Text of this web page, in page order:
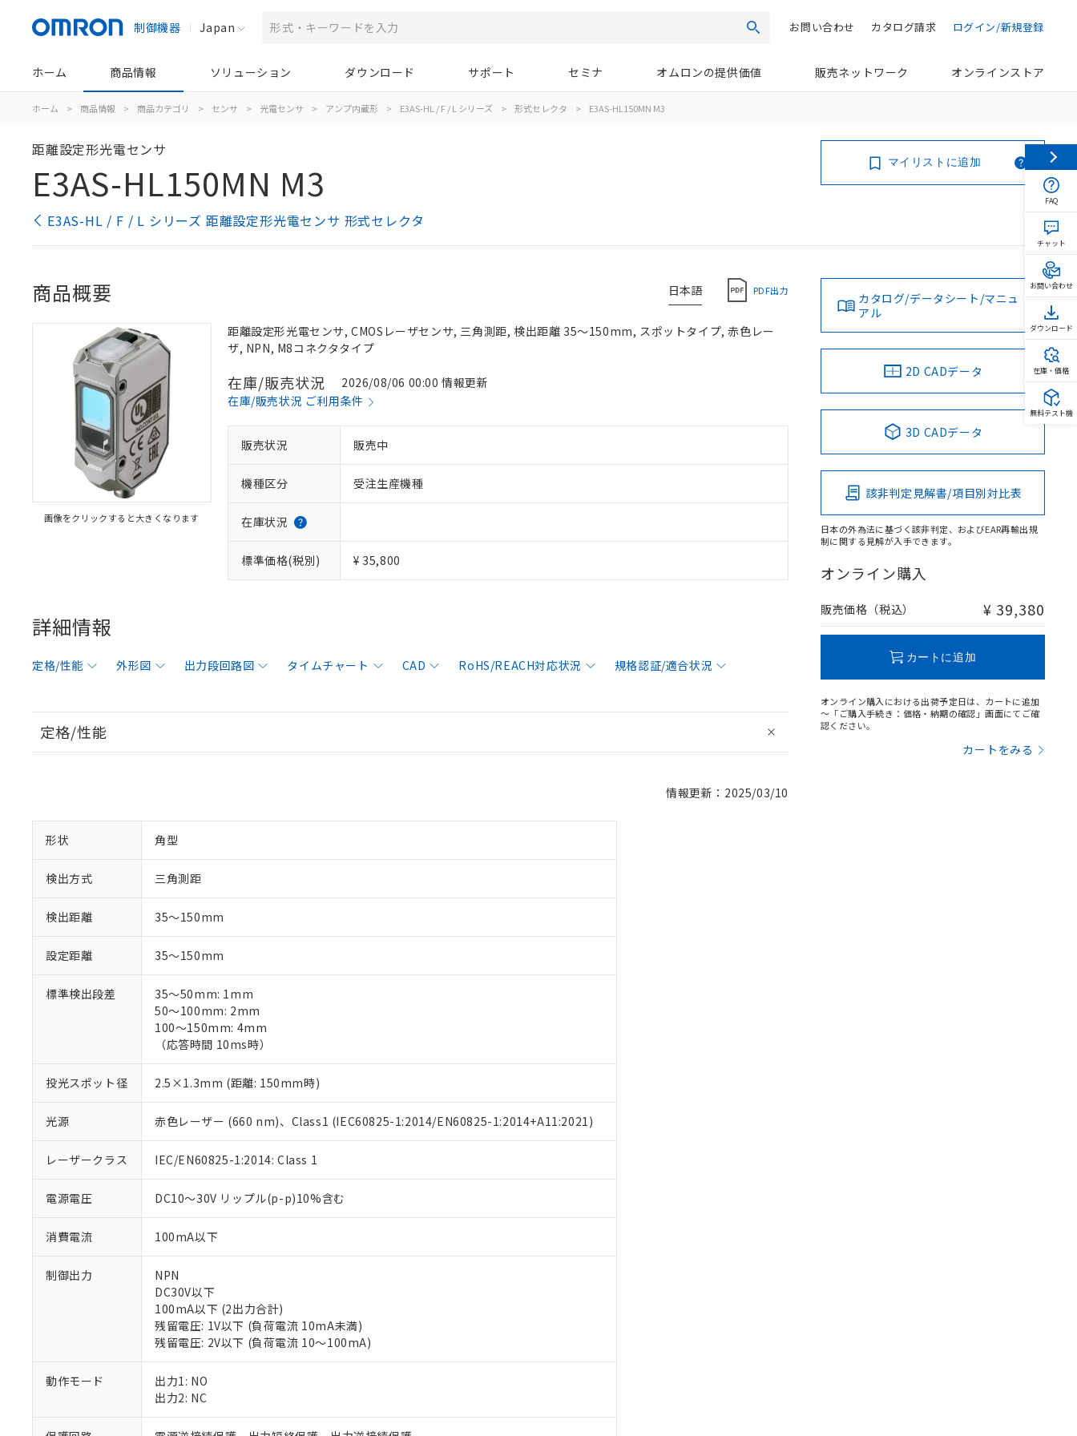
制御機器 Japan 検索 ログイン/新規登録
カタログ請求
お問い合わせ
ホーム 商品情報 ソリューション ダウンロード サポート セミナ オムロンの提供価値 販売ネットワーク オンラインストア
ホーム > 商品情報 > 商品カテゴリ > センサ > 光電センサ > アンプ内蔵形 > E3AS-HL / F / L シリーズ > 形式セレクタ > E3AS-HL150MN M3
距離設定形光電センサ
E3AS-HL150MN M3
E3AS-HL / F / L シリーズ 距離設定形光電センサ 形式セレクタ
マイリストに追加
日本語 PDF出力
商品概要
画像をクリックすると大きくなります
距離設定形光電センサ, CMOSレーザセンサ, 三角測距, 検出距離 35～150mm, スポットタイプ, 赤色レー
ザ, NPN, M8コネクタタイプ
在庫/販売状況
2026/08/06 00:00 情報更新
在庫/販売状況 ご利用条件
販売状況 販売中
機種区分 受注生産機種
在庫状況
標準価格(税別) ¥ 35,800
詳細情報
定格/性能 外形図 出力段回路図 タイムチャート CAD RoHS/REACH対応状況 規格認証/適合状況
定格/性能
情報更新：2025/03/10
形状 角型
検出方式 三角測距
検出距離 35～150mm
設定距離 35～150mm
標準検出段差
35～50mm: 1mm
50～100mm: 2mm
100～150mm: 4mm
（応答時間 10ms時）
投光スポット径 2.5×1.3mm (距離: 150mm時)
光源 赤色レーザー (660 nm)、Class1 (IEC60825-1:2014/EN60825-1:2014+A11:2021)
レーザークラス IEC/EN60825-1:2014: Class 1
電源電圧 DC10～30V リップル(p-p)10%含む
消費電流 100mA以下
制御出力
NPN
DC30V以下
100mA以下 (2出力合計)
残留電圧: 1V以下 (負荷電流 10mA未満)
残留電圧: 2V以下 (負荷電流 10～100mA)
動作モード
出力1: NO
出力2: NC
カタログ/データシート/マニュ
アル
2D CADデータ
3D CADデータ
該非判定見解書/項目別対比表
日本の外為法に基づく該非判定、およびEAR再輸出規
制に関する見解が入手できます。
オンライン購入
販売価格（税込） ¥ 39,380
カートに追加
オンライン購入における出荷予定日は、カートに追加
～「ご購入手続き：価格・納期の確認」画面にてご確
認ください。
カートをみる
※1 対応状況
調査・確認中：EU RoHS指令（10物質）の非含有の対応状況を調査中または確認中の商品です。
FAQ
チャット
お問い合わせ
ダウンロード
在庫・価格
無料テスト機